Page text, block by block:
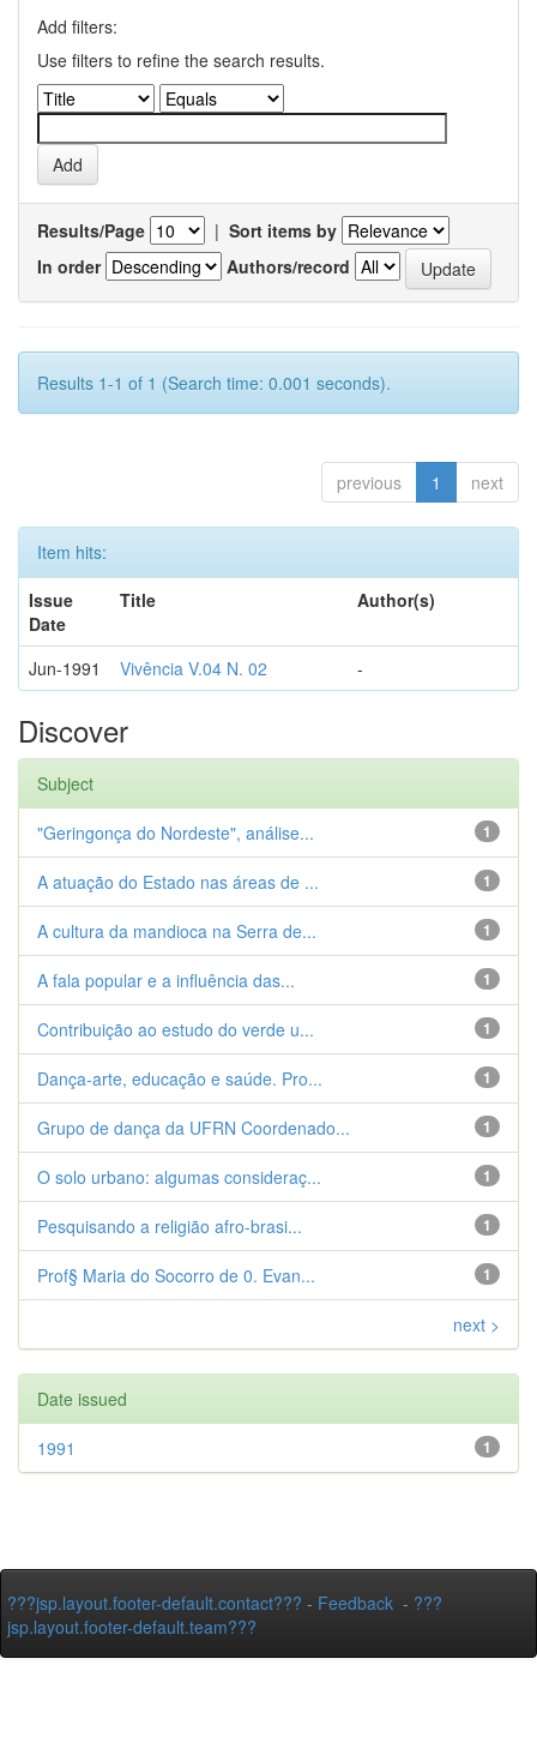
Add filters:
Use filters to refine the search results.
Results/Page | Sort items by
In order
Authors/record
Results 1-1 of 1 (Search time: 0.001 seconds).
previous 1 next
Item hits:
Issue
Date
Title Author(s)
Jun-1991 Vivência V.04 N. 02 -
Discover
Subject
1
"Geringonça do Nordeste", análise...
1
A atuação do Estado nas áreas de ...
1
A cultura da mandioca na Serra de...
1
A fala popular e a influência das...
1
Contribuição ao estudo do verde u...
1
Dança-arte, educação e saúde. Pro...
1
Grupo de dança da UFRN Coordenado...
1
O solo urbano: algumas consideraç...
1
Pesquisando a religião afro-brasi...
1
Prof§ Maria do Socorro de 0. Evan...
next >
Date issued
1
1991
???jsp.layout.footer-default.contact??? - Feedback - ???
jsp.layout.footer-default.team???